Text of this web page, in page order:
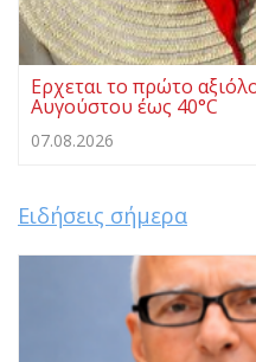
Ερχεται το πρώτο
Αυγούστου έως 40°C
07.08.2026
Ειδήσεις σήμερα